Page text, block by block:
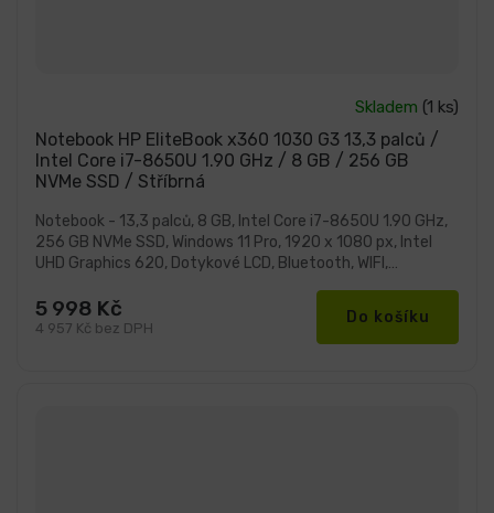
Notebook HP EliteBook x360 1030 G3 13,3 palců /
Intel Core i7-8650U 1.90 GHz / 8 GB / 256 GB
NVMe SSD / Stříbrná
produktu
je
5,0
z
hvězdiček.
Skladem (1 ks)
4 957 Kč bez DPH
5 998 Kč Do košíku
Notebook - 13,3 palců, 8 GB, Intel Core i7-8650U 1.90 GHz,
256 GB NVMe SSD, Windows 11 Pro, 1920 x 1080 px, Intel
UHD Graphics 620, Dotykové LCD, Bluetooth, WIFI,